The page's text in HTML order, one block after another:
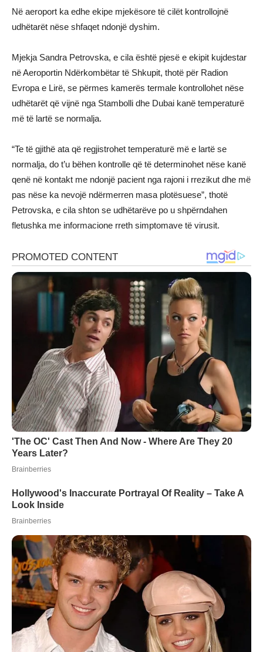
Në aeroport ka edhe ekipe mjekësore të cilët kontrollojnë
udhëtarët nëse shfaqet ndonjë dyshim.
Mjekja Sandra Petrovska, e cila është pjesë e ekipit kujdestar
në Aeroportin Ndërkombëtar të Shkupit, thotë për Radion
Evropa e Lirë, se përmes kamerës termale kontrollohet nëse
udhëtarët që vijnë nga Stambolli dhe Dubai kanë temperaturë
më të lartë se normalja.
“Te të gjithë ata që regjistrohet temperaturë më e lartë se
normalja, do t’u bëhen kontrolle që të determinohet nëse kanë
qenë në kontakt me ndonjë pacient nga rajoni i rrezikut dhe më
pas nëse ka nevojë ndërmerren masa plotësuese”, thotë
Petrovska, e cila shton se udhëtarëve po u shpërndahen
fletushka me informacione rreth simptomave të virusit.